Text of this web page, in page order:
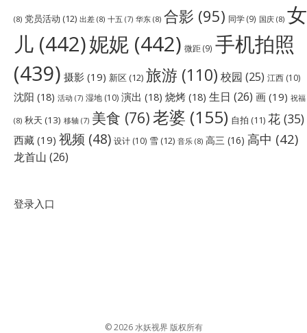
(8) 党员活动 (12) 出差 (8) 十五 (7) 华东 (8) 合影 (95) 同学(9) 国庆 (8) 女
儿 (442)妮妮 (442) 微距(9) 手机拍照
(439) 摄影 (19) 新区 (12) 旅游 (110) 校园 (25) 江西 (10)
沈阳 (18) 活动 (7) 湿地 (10) 演出 (18) 烧烤 (18) 生日 (26) 画 (19) 祝福
(8) 秋天 (13) 移轴 (7) 美食 (76)老婆 (155) 自拍 (11) 花 (35)
西藏 (19) 视频 (48) 设计 (10) 雪 (12) 音乐 (8) 高三 (16) 高中 (42)
龙首山 (26)
登录入口
© 2026 水妖视界 版权所有